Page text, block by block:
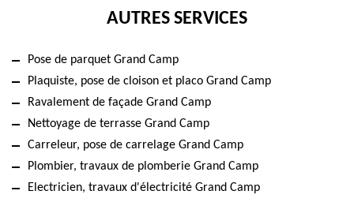
AUTRES SERVICES
Pose de parquet Grand Camp
Plaquiste, pose de cloison et placo Grand Camp
Ravalement de façade Grand Camp
Nettoyage de terrasse Grand Camp
Carreleur, pose de carrelage Grand Camp
Plombier, travaux de plomberie Grand Camp
Electricien, travaux d'électricité Grand Camp